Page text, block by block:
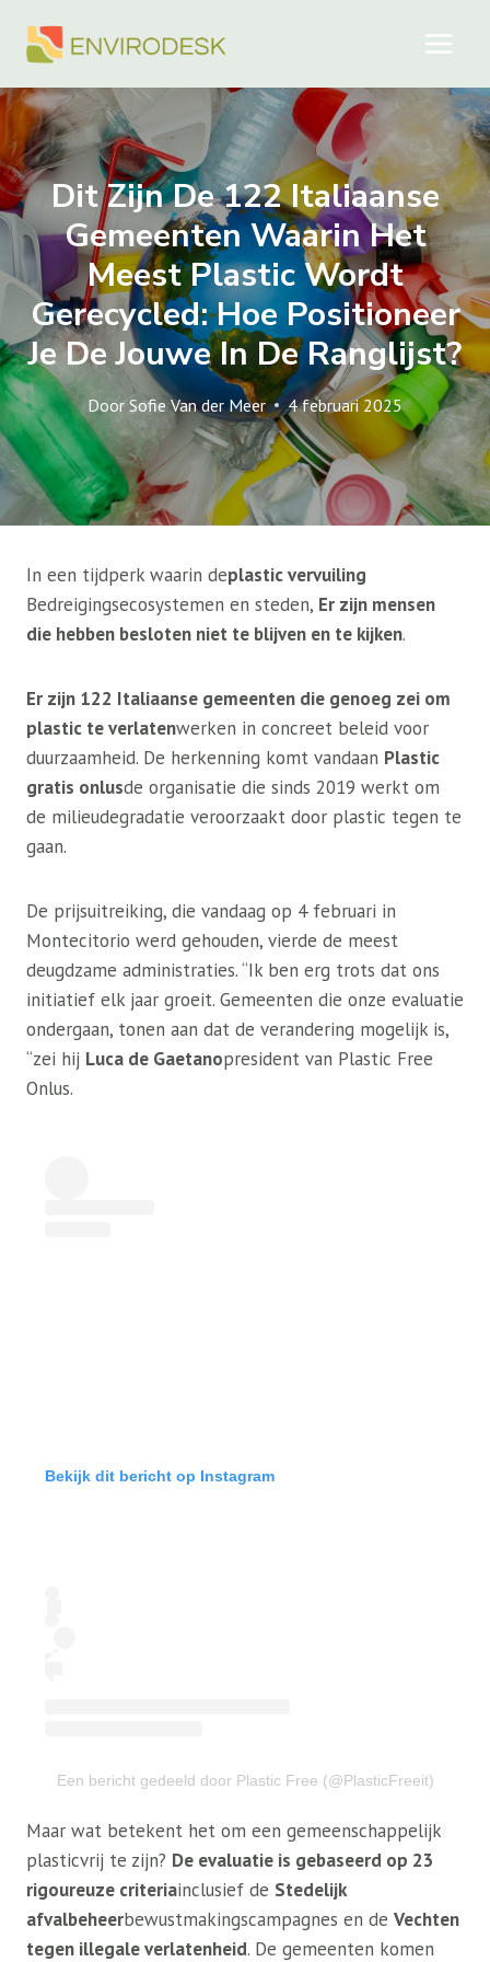
naar
Dit Zijn De 122 Italiaanse
Gemeenten Waarin Het
Meest Plastic Wordt
Gerecycled: Hoe Positioneer
Je De Jouwe In De Ranglijst?
Door Sofie Van der Meer 4 februari 2025
In een tijdperk waarin deplastic vervuiling
Bedreigingsecosystemen en steden, Er zijn mensen
die hebben besloten niet te blijven en te kijken.
Er zijn 122 Italiaanse gemeenten die genoeg zei om
plastic te verlatenwerken in concreet beleid voor
duurzaamheid. De herkenning komt vandaan Plastic
gratis onlusde organisatie die sinds 2019 werkt om
de milieudegradatie veroorzaakt door plastic tegen te
gaan.
De prijsuitreiking, die vandaag op 4 februari in
Montecitorio werd gehouden, vierde de meest
deugdzame administraties. “Ik ben erg trots dat ons
initiatief elk jaar groeit. Gemeenten die onze evaluatie
ondergaan, tonen aan dat de verandering mogelijk is,
“zei hij Luca de Gaetanopresident van Plastic Free
Onlus.
Bekijk dit bericht op Instagram
Een bericht gedeeld door Plastic Free (@PlasticFreeit)
Maar wat betekent het om een ​​gemeenschappelijk
plasticvrij te zijn? De evaluatie is gebaseerd op 23
rigoureuze criteriainclusief de Stedelijk
afvalbeheerbewustmakingscampagnes en de Vechten
tegen illegale verlatenheid. De gemeenten komen